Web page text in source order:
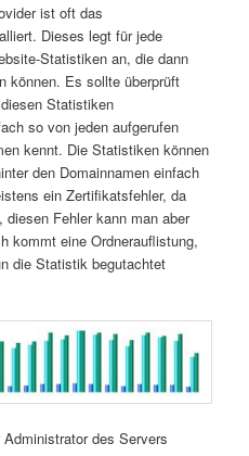
ist oft das
Dieses legt für jede
Statistiken an, die dann
können. Es sollte überprüft
Statistiken
so von jeden aufgerufen
kennt. Die Statistiken können
den Domainnamen einfach
ein Zertifikatsfehler, da
Fehler kann man aber
kommt eine Ordnerauflistung,
die Statistik begutachtet
des Servers